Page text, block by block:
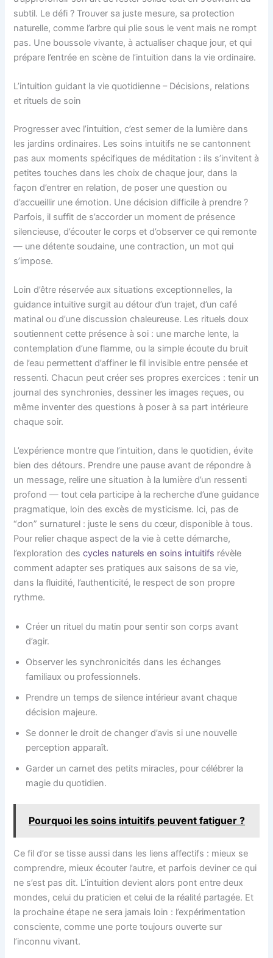
subtil. Le défi ? Trouver sa juste mesure, sa protection
naturelle, comme l’arbre qui plie sous le vent mais ne rompt
pas. Une boussole vivante, à actualiser chaque jour, et qui
prépare l’entrée en scène de l’intuition dans la vie ordinaire.
L’intuition guidant la vie quotidienne – Décisions, relations
et rituels de soin
Progresser avec l’intuition, c’est semer de la lumière dans
les jardins ordinaires. Les soins intuitifs ne se cantonnent
pas aux moments spécifiques de méditation : ils s’invitent à
petites touches dans les choix de chaque jour, dans la
façon d’entrer en relation, de poser une question ou
d’accueillir une émotion. Une décision difficile à prendre ?
Parfois, il suffit de s’accorder un moment de présence
silencieuse, d’écouter le corps et d’observer ce qui remonte
— une détente soudaine, une contraction, un mot qui
s’impose.
Loin d’être réservée aux situations exceptionnelles, la
guidance intuitive surgit au détour d’un trajet, d’un café
matinal ou d’une discussion chaleureuse. Les rituels doux
soutiennent cette présence à soi : une marche lente, la
contemplation d’une flamme, ou la simple écoute du bruit
de l’eau permettent d’affiner le fil invisible entre pensée et
ressenti. Chacun peut créer ses propres exercices : tenir un
journal des synchronies, dessiner les images reçues, ou
même inventer des questions à poser à sa part intérieure
chaque soir.
L’expérience montre que l’intuition, dans le quotidien, évite
bien des détours. Prendre une pause avant de répondre à
un message, relire une situation à la lumière d’un ressenti
profond — tout cela participe à la recherche d’une guidance
pragmatique, loin des excès de mysticisme. Ici, pas de
“don” surnaturel : juste le sens du cœur, disponible à tous.
Pour relier chaque aspect de la vie à cette démarche,
l’exploration descycles naturels en soins intuitifs révèle
comment adapter ses pratiques aux saisons de sa vie,
dans la fluidité, l’authenticité, le respect de son propre
rythme.
Créer un rituel du matin pour sentir son corps avant
d’agir.
Observer les synchronicités dans les échanges
familiaux ou professionnels.
Prendre un temps de silence intérieur avant chaque
décision majeure.
Se donner le droit de changer d’avis si une nouvelle
perception apparaît.
Garder un carnet des petits miracles, pour célébrer la
magie du quotidien.
Pourquoi les soins intuitifs peuvent fatiguer ?
Ce fil d’or se tisse aussi dans les liens affectifs : mieux se
comprendre, mieux écouter l’autre, et parfois deviner ce qui
ne s’est pas dit. L’intuition devient alors pont entre deux
mondes, celui du praticien et celui de la réalité partagée. Et
la prochaine étape ne sera jamais loin : l’expérimentation
consciente, comme une porte toujours ouverte sur
l’inconnu vivant.